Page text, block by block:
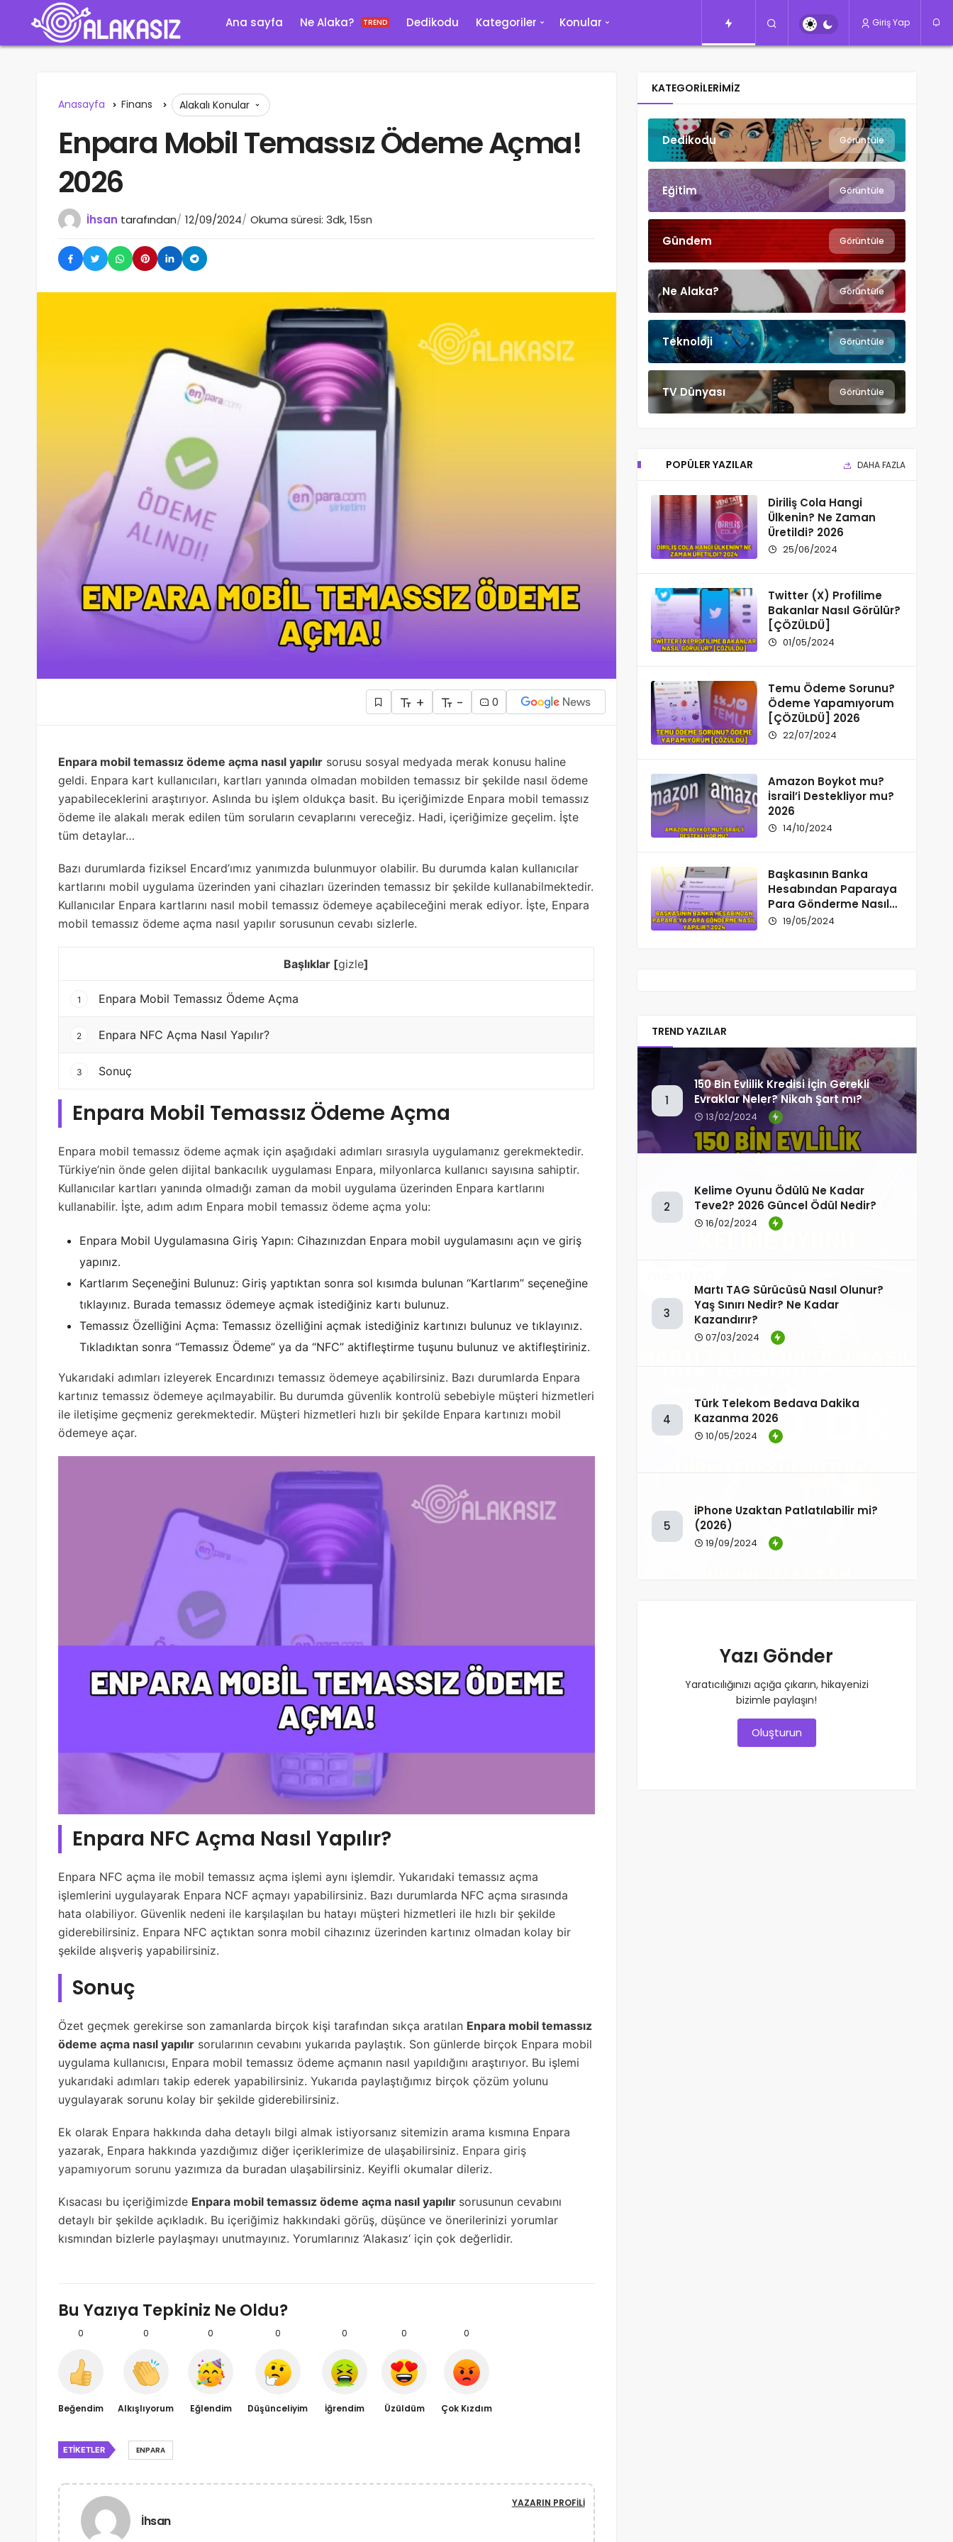
Ana sayfa Ne Alaka? TREND Dedikodu Kategoriler Konular Giriş Yap
Anasayfa Finans Alakalı Konular
Enpara Mobil Temassız Ödeme Açma!
2026
İhsan tarafından 12/09/2024 Okuma süresi: 3dk, 15sn
+ - 0
Enpara mobil temassız ödeme açma nasıl yapılır sorusu sosyal medyada merak konusu haline
geldi. Enpara kart kullanıcıları, kartları yanında olmadan mobilden temassız bir şekilde nasıl ödeme
yapabileceklerini araştırıyor. Aslında bu işlem oldukça basit. Bu içeriğimizde Enpara mobil temassız
ödeme ile alakalı merak edilen tüm soruların cevaplarını vereceğiz. Hadi, içeriğimize geçelim. İşte
tüm detaylar…
Bazı durumlarda fiziksel Encard’ımız yanımızda bulunmuyor olabilir. Bu durumda kalan kullanıcılar
kartlarını mobil uygulama üzerinden yani cihazları üzerinden temassız bir şekilde kullanabilmektedir.
Kullanıcılar Enpara kartlarını nasıl mobil temassız ödemeye açabileceğini merak ediyor. İşte, Enpara
mobil temassız ödeme açma nasıl yapılır sorusunun cevabı sizlerle.
Başlıklar [gizle]
1 Enpara Mobil Temassız Ödeme Açma
2 Enpara NFC Açma Nasıl Yapılır?
3 Sonuç
Enpara Mobil Temassız Ödeme Açma
Enpara mobil temassız ödeme açmak için aşağıdaki adımları sırasıyla uygulamanız gerekmektedir.
Türkiye’nin önde gelen dijital bankacılık uygulaması Enpara, milyonlarca kullanıcı sayısına sahiptir.
Kullanıcılar kartları yanında olmadığı zaman da mobil uygulama üzerinden Enpara kartlarını
kullanabilir. İşte, adım adım Enpara mobil temassız ödeme açma yolu:
Enpara Mobil Uygulamasına Giriş Yapın: Cihazınızdan Enpara mobil uygulamasını açın ve giriş
yapınız.
Kartlarım Seçeneğini Bulunuz: Giriş yaptıktan sonra sol kısımda bulunan “Kartlarım” seçeneğine
tıklayınız. Burada temassız ödemeye açmak istediğiniz kartı bulunuz.
Temassız Özelliğini Açma: Temassız özelliğini açmak istediğiniz kartınızı bulunuz ve tıklayınız.
Tıkladıktan sonra “Temassız Ödeme” ya da “NFC” aktifleştirme tuşunu bulunuz ve aktifleştiriniz.
Yukarıdaki adımları izleyerek Encardınızı temassız ödemeye açabilirsiniz. Bazı durumlarda Enpara
kartınız temassız ödemeye açılmayabilir. Bu durumda güvenlik kontrolü sebebiyle müşteri hizmetleri
ile iletişime geçmeniz gerekmektedir. Müşteri hizmetleri hızlı bir şekilde Enpara kartınızı mobil
ödemeye açar.
Enpara NFC Açma Nasıl Yapılır?
Enpara NFC açma ile mobil temassız açma işlemi aynı işlemdir. Yukarıdaki temassız açma
işlemlerini uygulayarak Enpara NCF açmayı yapabilirsiniz. Bazı durumlarda NFC açma sırasında
hata olabiliyor. Güvenlik nedeni ile karşılaşılan bu hatayı müşteri hizmetleri ile hızlı bir şekilde
giderebilirsiniz. Enpara NFC açtıktan sonra mobil cihazınız üzerinden kartınız olmadan kolay bir
şekilde alışveriş yapabilirsiniz.
Sonuç
Özet geçmek gerekirse son zamanlarda birçok kişi tarafından sıkça aratılan Enpara mobil temassız
ödeme açma nasıl yapılır sorularının cevabını yukarıda paylaştık. Son günlerde birçok Enpara mobil
uygulama kullanıcısı, Enpara mobil temassız ödeme açmanın nasıl yapıldığını araştırıyor. Bu işlemi
yukarıdaki adımları takip ederek yapabilirsiniz. Yukarıda paylaştığımız birçok çözüm yolunu
uygulayarak sorunu kolay bir şekilde giderebilirsiniz.
Ek olarak Enpara hakkında daha detaylı bilgi almak istiyorsanız sitemizin arama kısmına Enpara
yazarak, Enpara hakkında yazdığımız diğer içeriklerimize de ulaşabilirsiniz. Enpara giriş
yapamıyorum sorunu yazımıza da buradan ulaşabilirsiniz. Keyifli okumalar dileriz.
Kısacası bu içeriğimizde Enpara mobil temassız ödeme açma nasıl yapılır sorusunun cevabını
detaylı bir şekilde açıkladık. Bu içeriğimiz hakkındaki görüş, düşünce ve önerilerinizi yorumlar
kısmından bizlerle paylaşmayı unutmayınız. Yorumlarınız ‘Alakasız‘ için çok değerlidir.
Bu Yazıya Tepkiniz Ne Oldu?
0
Beğendim
0
Alkışlıyorum
0
Eğlendim
0
Düşünceliyim
0
İğrendim
0
Üzüldüm
0
Çok Kızdım
ETIKETLER ENPARA
İhsan
YAZARIN PROFILI
KATEGORILERIMIZ
Dedikodu Görüntüle
Eğitim Görüntüle
Gündem Görüntüle
Ne Alaka? Görüntüle
Teknoloji Görüntüle
TV Dünyası Görüntüle
POPÜLER YAZILAR DAHA FAZLA
Diriliş Cola Hangi
Ülkenin? Ne Zaman
Üretildi? 2026
25/06/2024
Twitter (X) Profilime
Bakanlar Nasıl Görülür?
[ÇÖZÜLDÜ]
01/05/2024
Temu Ödeme Sorunu?
Ödeme Yapamıyorum
[ÇÖZÜLDÜ] 2026
22/07/2024
Amazon Boykot mu?
İsrail’i Destekliyor mu?
2026
14/10/2024
Başkasının Banka
Hesabından Paparaya
Para Gönderme Nasıl
Yapılır? 2026
19/05/2024
TREND YAZILAR
1
150 Bin Evlilik Kredisi İçin Gerekli
Evraklar Neler? Nikah Şart mı?
13/02/2024
2
Kelime Oyunu Ödülü Ne Kadar
Teve2? 2026 Güncel Ödül Nedir?
16/02/2024
3
Martı TAG Sürücüsü Nasıl Olunur?
Yaş Sınırı Nedir? Ne Kadar
Kazandırır?
07/03/2024
4
Türk Telekom Bedava Dakika
Kazanma 2026
10/05/2024
5
iPhone Uzaktan Patlatılabilir mi?
(2026)
19/09/2024
Yazı Gönder
Yaratıcılığınızı açığa çıkarın, hikayenizi
bizimle paylaşın!
Oluşturun